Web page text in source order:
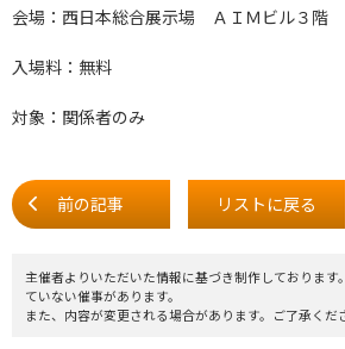
会場：西日本総合展示場 ＡＩＭビル３階
入場料：無料
対象：関係者のみ
前の記事 リストに戻る
主催者よりいただいた情報に基づき制作しております
ていない催事があります。
また、内容が変更される場合があります。ご了承くだ